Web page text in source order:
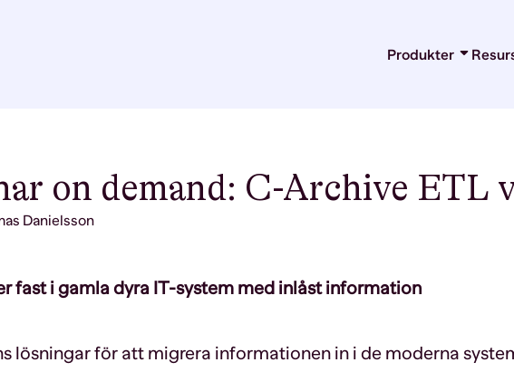
Produkter
on demand: C-Archive ETL
Danielsson
fast i gamla dyra IT-system med inlåst information
lösningar för att migrera informationen in i de moderna